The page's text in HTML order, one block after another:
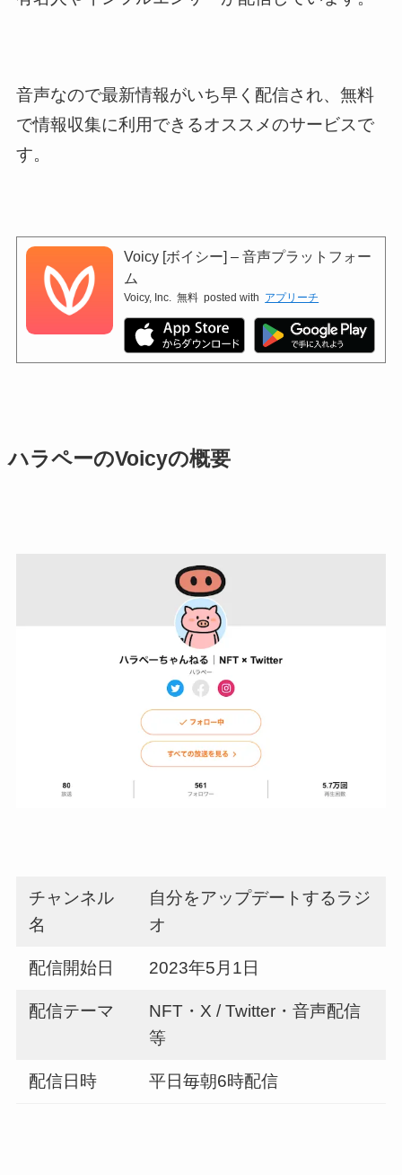
音声なので最新情報がいち早く配信され、無料
で情報収集に利用できるオススメのサービスで
す。
Voicy [ボイシー] – 音声プラットフォー
ム
Voicy, Inc. 無料 posted with アプリーチ
ハラペーのVoicyの概要
チャンネル
名
自分をアップデートするラジ
オ
配信開始日 2023年5月1日
配信テーマ
NFT・X / Twitter・音声配信
等
配信日時 平日毎朝6時配信